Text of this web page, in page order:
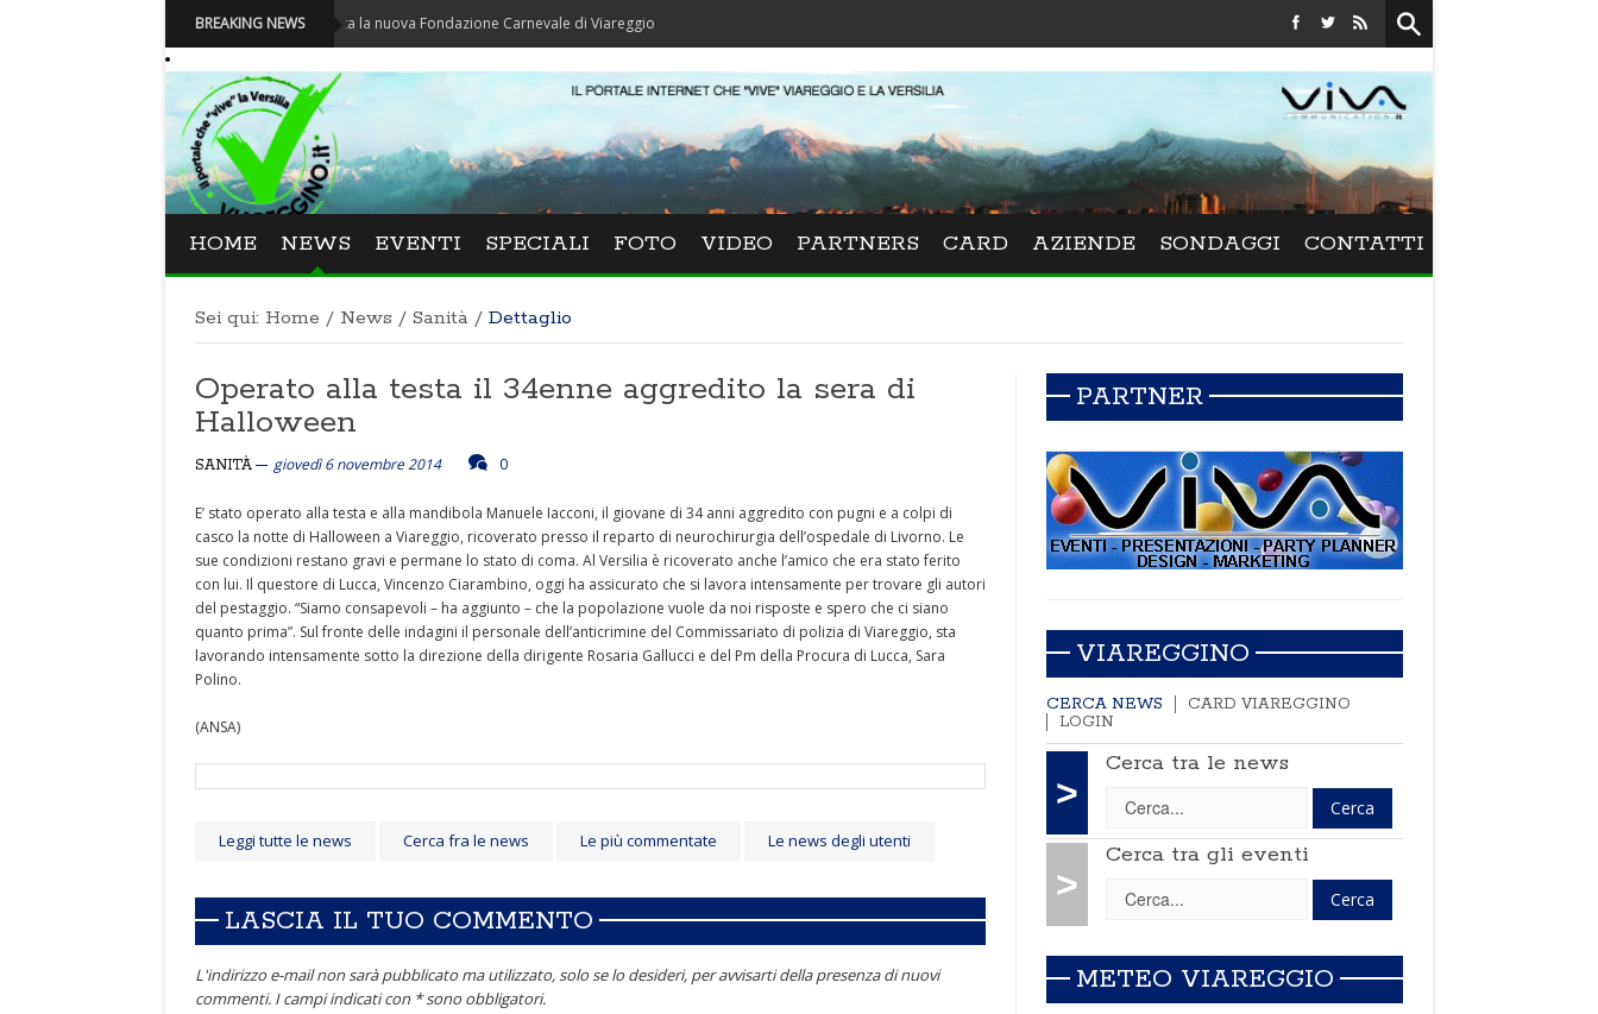
BREAKING NEWS
Carnevale - Nominata la nuova Fondazione Carnevale di Viareggio Festival La Versiliana - La direttrice lucchese Beatrice
HOME NEWS EVENTI SPECIALI FOTO VIDEO PARTNERS CARD AZIENDE SONDAGGI CONTATTI
Sei qui: Home / News / Sanità / Dettaglio
Operato alla testa il 34enne aggredito la sera di
Halloween
SANITÀ giovedì 6 novembre 2014 0
E’ stato operato alla testa e alla mandibola Manuele Iacconi, il giovane di 34 anni aggredito con pugni e a colpi di
casco la notte di Halloween a Viareggio, ricoverato presso il reparto di neurochirurgia dell’ospedale di Livorno. Le
sue condizioni restano gravi e permane lo stato di coma. Al Versilia è ricoverato anche l’amico che era stato ferito
con lui. Il questore di Lucca, Vincenzo Ciarambino, oggi ha assicurato che si lavora intensamente per trovare gli autori
del pestaggio. “Siamo consapevoli – ha aggiunto – che la popolazione vuole da noi risposte e spero che ci siano
quanto prima”. Sul fronte delle indagini il personale dell’anticrimine del Commissariato di polizia di Viareggio, sta
lavorando intensamente sotto la direzione della dirigente Rosaria Gallucci e del Pm della Procura di Lucca, Sara
Polino.
(ANSA)
Leggi tutte le news Cerca fra le news Le più commentate Le news degli utenti
LASCIA IL TUO COMMENTO
L'indirizzo e-mail non sarà pubblicato ma utilizzato, solo se lo desideri, per avvisarti della presenza di nuovi
commenti. I campi indicati con * sono obbligatori.
PARTNER
VIAREGGINO
CERCA NEWS
CARD VIAREGGINO
LOGIN
>
Cerca tra le news
>
Cerca tra gli eventi
METEO VIAREGGIO